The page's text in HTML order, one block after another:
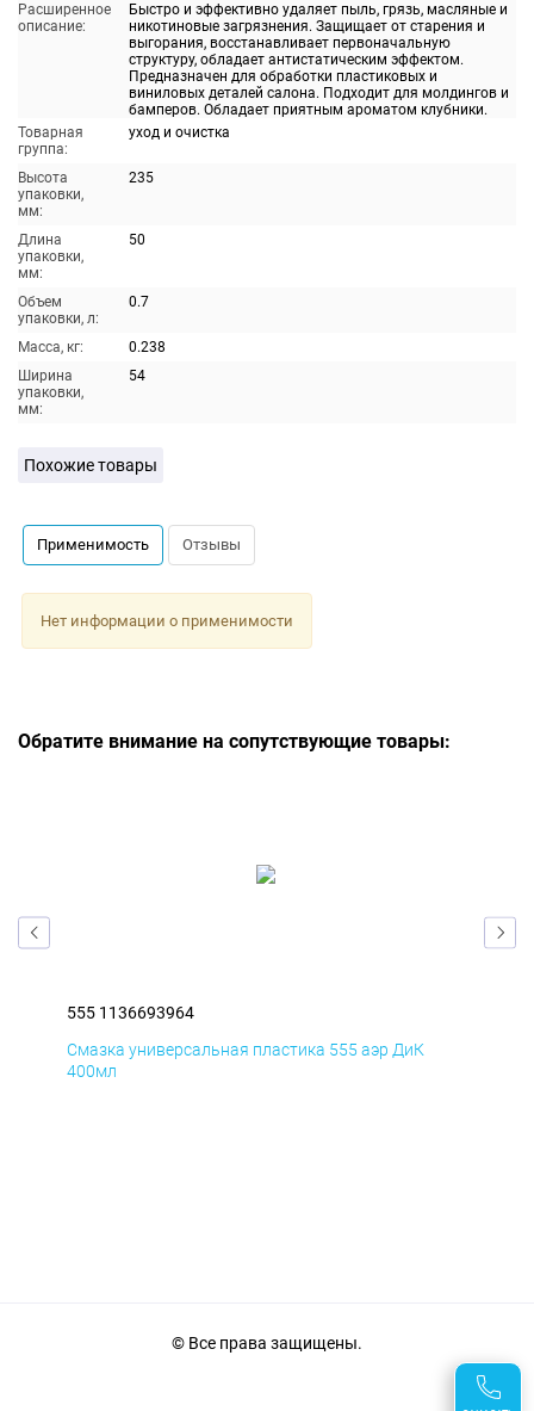
Расширенное
описание:
Быстро и эффективно удаляет пыль, грязь, масляные и
никотиновые загрязнения. Защищает от старения и
выгорания, восстанавливает первоначальную
структуру, обладает антистатическим эффектом.
Предназначен для обработки пластиковых и
виниловых деталей салона. Подходит для молдингов и
бамперов. Обладает приятным ароматом клубники.
Товарная
группа:
уход и очистка
Высота
упаковки,
мм:
235
Длина
упаковки,
мм:
50
Объем
упаковки, л:
0.7
Масса, кг:
0.238
Ширина
упаковки,
мм:
54
Похожие товары
Применимость Отзывы
Нет информации о применимости
Обратите внимание на сопутствующие товары:
555 1136693964
Смазка универсальная пластика 555 аэр ДиК
400мл
© Все права защищены.